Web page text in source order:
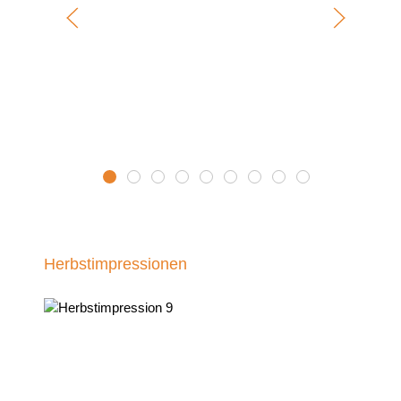
Landhaus Blueten 1
Landhaus Blueten 2
Landhaus Blueten 3
Landhaus Blueten 4
Landhaus Blueten 5
Landhaus Blueten 6
Landhaus Blueten 7
Landhaus Blueten
Landhaus
Herbstimpressionen